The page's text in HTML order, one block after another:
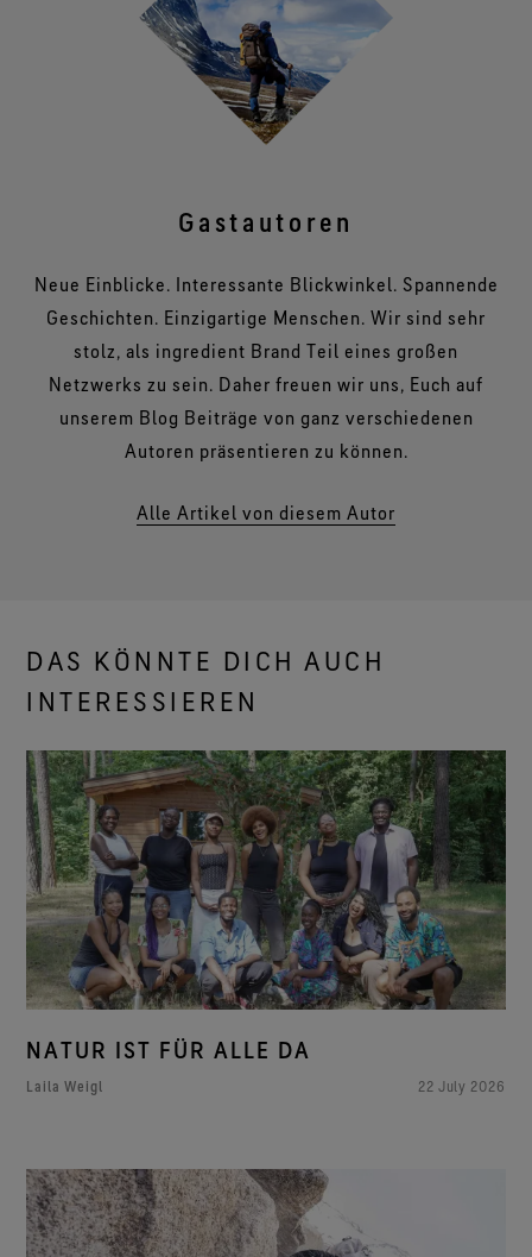
Gastautoren
Neue Einblicke. Interessante Blickwinkel. Spannende
Geschichten. Einzigartige Menschen. Wir sind sehr
stolz, als ingredient Brand Teil eines großen
Netzwerks zu sein. Daher freuen wir uns, Euch auf
unserem Blog Beiträge von ganz verschiedenen
Autoren präsentieren zu können.
Alle Artikel von diesem Autor
DAS KÖNNTE DICH AUCH
INTERESSIEREN
NATUR IST FÜR ALLE DA
Laila Weigl 22 July 2026